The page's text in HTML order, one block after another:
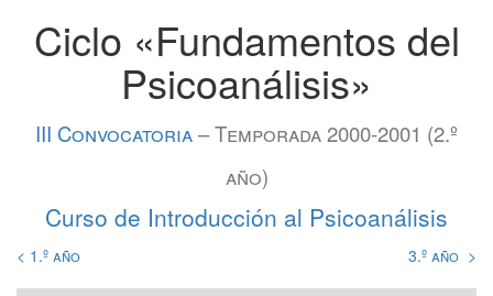
Ciclo «Fundamentos del
Psicoanálisis»
III Convocatoria– Temporada 2000-2001 (2.º
año)
Curso de Introducción al Psicoanálisis
< 1.º año 3.º año >